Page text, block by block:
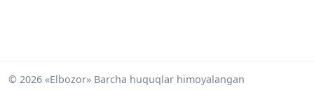
© 2026 «Elbozor» Barcha huquqlar himoyalangan